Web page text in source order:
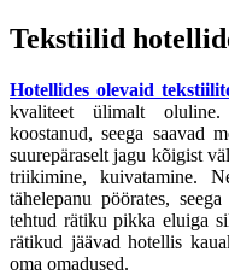
Tekstiilid
Hotellides olevaid
kvaliteet ülimalt
koostanud, seega saavad
suurepäraselt jagu kõigist
triikimine, kuivatamine.
tähelepanu pöörates,
tehtud rätiku pikka eluiga
rätikud jäävad hotellis
oma omadused.